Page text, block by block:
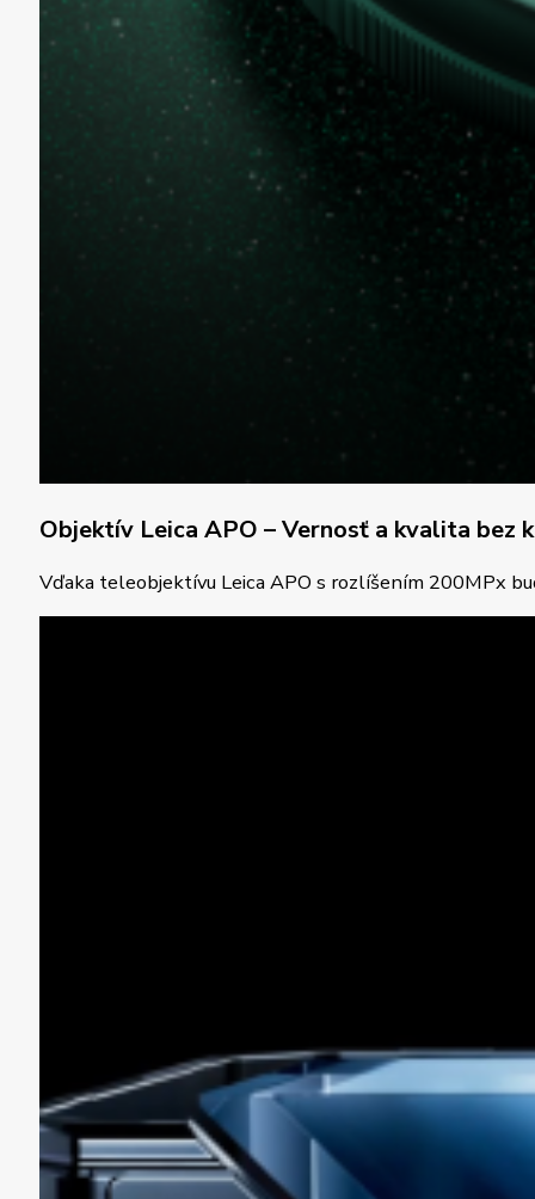
Objektív Leica APO – Vernosť a kvalita bez
Vďaka teleobjektívu Leica APO s rozlíšením 200MPx